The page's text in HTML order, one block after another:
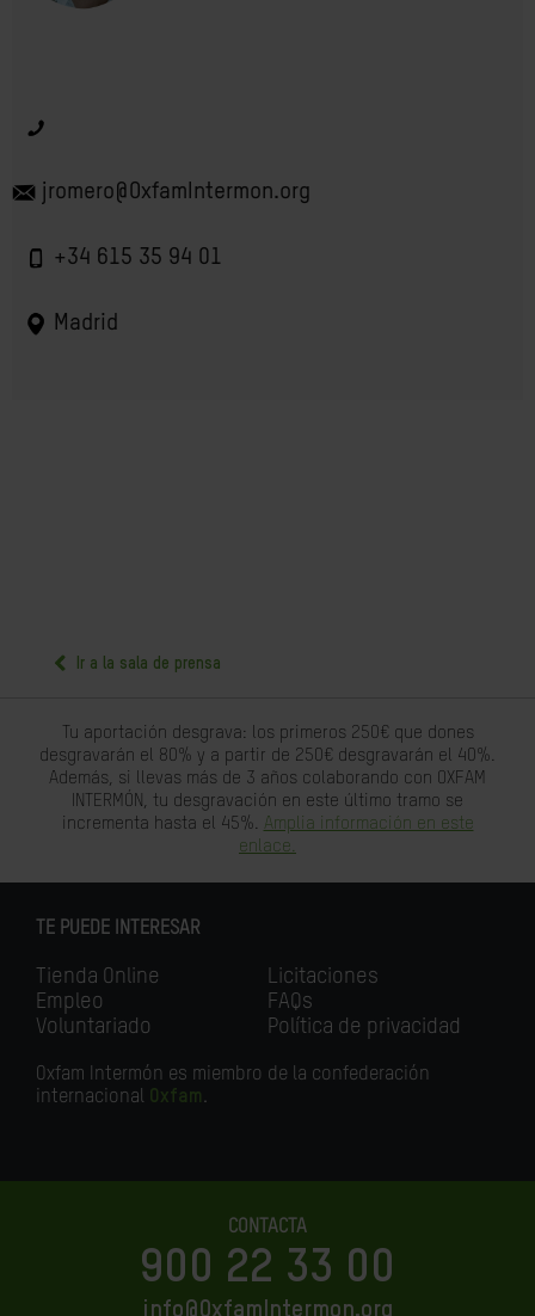
jromero@OxfamIntermon.org
+34 615 35 94 01
Madrid
Ir a la sala de prensa
Tu aportación desgrava: los primeros 250€ que dones
desgravarán el 80% y a partir de 250€ desgravarán el 40%.
Además, si llevas más de 3 años colaborando con OXFAM
INTERMÓN, tu desgravación en este último tramo se
incrementa hasta el 45%. Amplia información en este
enlace.
TE PUEDE INTERESAR
Tienda Online
Empleo
Voluntariado
Licitaciones
FAQs
Política de privacidad
Oxfam Intermón es miembro de la confederación
internacional Oxfam.
CONTACTA
900 22 33 00
info@OxfamIntermon.org